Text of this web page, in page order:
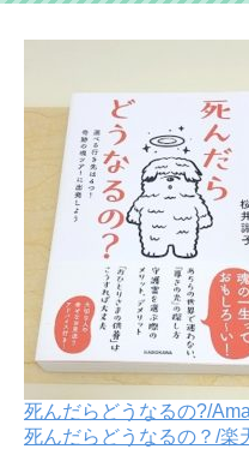
死んだらどうなるの?/
死んだらどうなるの？/楽